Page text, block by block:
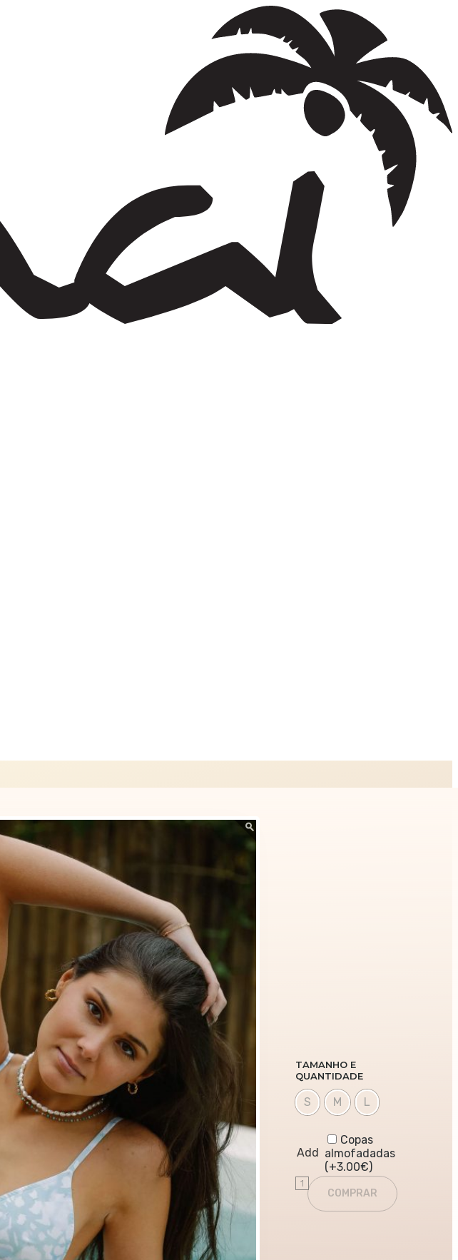
TAMANHO E
QUANTIDADE
S M L
Add
Copas
almofadadas
(+3.00€)
Quantity
COMPRAR